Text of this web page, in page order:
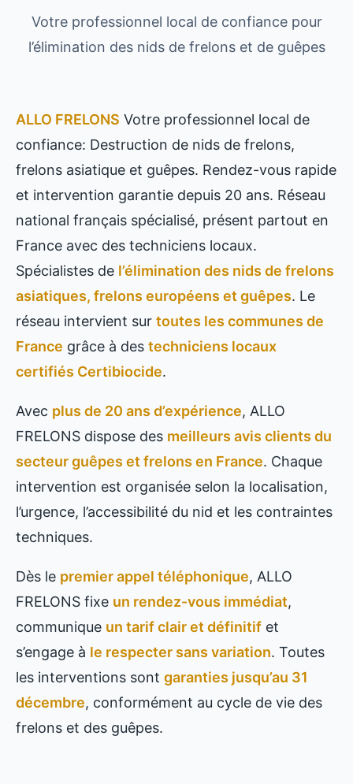
Votre professionnel local de confiance pour
l’élimination des nids de frelons et de guêpes
ALLO FRELONS Votre professionnel local de
confiance: Destruction de nids de frelons,
frelons asiatique et guêpes. Rendez-vous rapide
et intervention garantie depuis 20 ans. Réseau
national français spécialisé, présent partout en
France avec des techniciens locaux.
Spécialistes de l’élimination des nids de frelons
asiatiques, frelons européens et guêpes. Le
réseau intervient sur toutes les communes de
France grâce à des techniciens locaux
certifiés Certibiocide.
Avec plus de 20 ans d’expérience, ALLO
FRELONS dispose des meilleurs avis clients du
secteur guêpes et frelons en France. Chaque
intervention est organisée selon la localisation,
l’urgence, l’accessibilité du nid et les contraintes
techniques.
Dès le premier appel téléphonique, ALLO
FRELONS fixe un rendez-vous immédiat,
communique un tarif clair et définitif et
s’engage à le respecter sans variation. Toutes
les interventions sont garanties jusqu’au 31
décembre, conformément au cycle de vie des
frelons et des guêpes.